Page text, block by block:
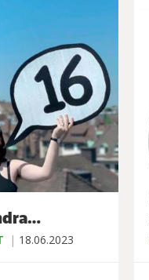
18.06.2023